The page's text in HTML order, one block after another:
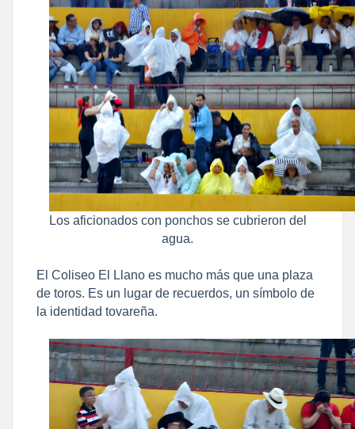
Los aficionados con ponchos se cubrieron del
agua.
​El Coliseo El Llano es mucho más que una plaza
de toros. Es un lugar de recuerdos, un símbolo de
la identidad tovareña.